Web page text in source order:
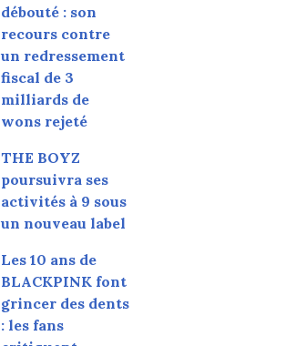
débouté : son
recours contre
un redressement
fiscal de 3
milliards de
wons rejeté
THE BOYZ
poursuivra ses
activités à 9 sous
un nouveau label
Les 10 ans de
BLACKPINK font
grincer des dents
: les fans